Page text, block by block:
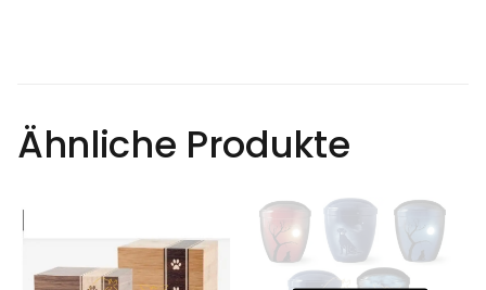
Ähnliche Produkte